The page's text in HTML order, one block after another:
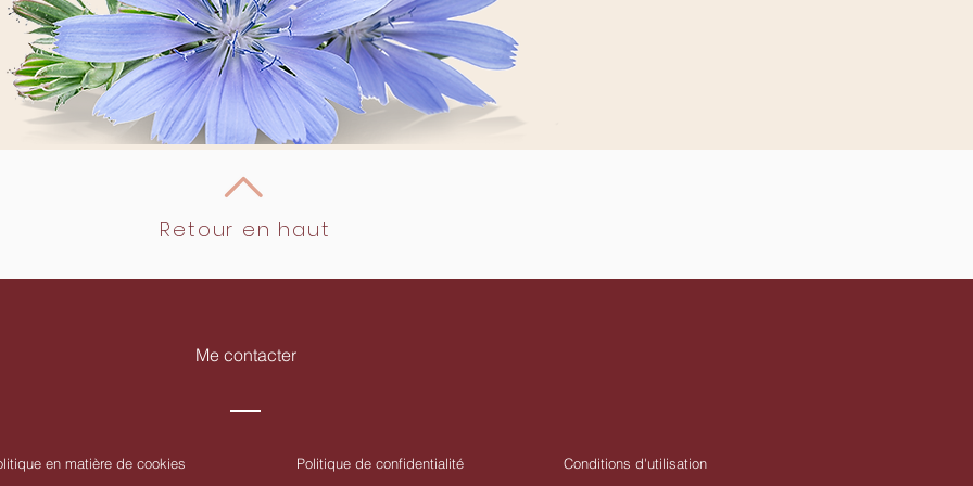
Retour en haut
Me contacter
en matière de cookies Politique de confidentialité Conditions d'utilisation